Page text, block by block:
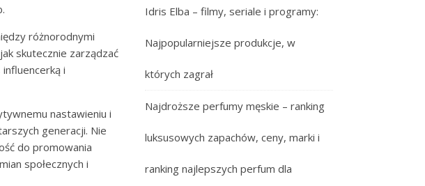
różnorodnymi
skutecznie zarządzać
i
nastawieniu i
generacji. Nie
do promowania
społecznych i
Idris Elba – filmy, seriale i programy:
Najpopularniejsze produkcje, w
których zagrał
Najdroższe perfumy męskie – ranking
luksusowych zapachów, ceny, marki i
ranking najlepszych perfum dla